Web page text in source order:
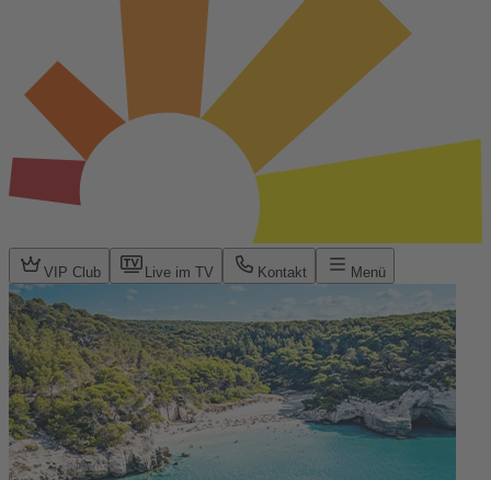
VIP Club Live im TV Kontakt Menü